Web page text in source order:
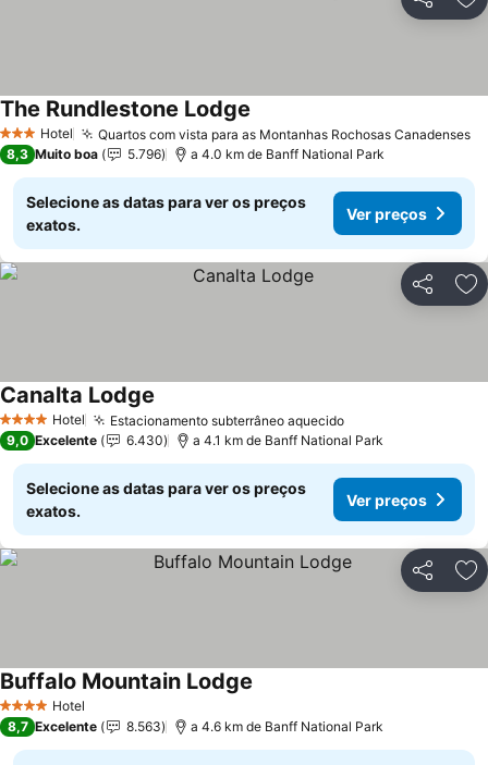
Partilhar
3 EstrelasHotel Quartos com vista para as Montanhas Rochosas Canadenses
The Rundlestone Lodge
8,3 Muito boa 5.796 a 4.0 km de Banff National Park
Selecione as datas para ver os preços
exatos.
Ver preços
Partilhar
4 EstrelasHotel Estacionamento subterrâneo aquecido
Canalta Lodge
9,0 Excelente 6.430 a 4.1 km de Banff National Park
Selecione as datas para ver os preços
exatos.
Ver preços
Partilhar
4 EstrelasHotel
Buffalo Mountain Lodge
8,7 Excelente 8.563 a 4.6 km de Banff National Park